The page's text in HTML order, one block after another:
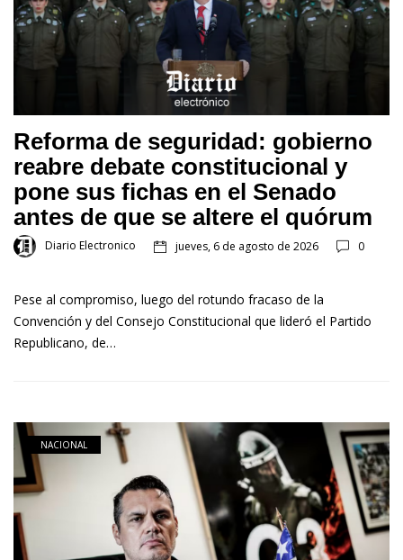
Reforma de seguridad: gobierno
reabre debate constitucional y
pone sus fichas en el Senado
antes de que se altere el quórum
Diario Electronico jueves, 6 de agosto de 2026 0
Pese al compromiso, luego del rotundo fracaso de la
Convención y del Consejo Constitucional que lideró el Partido
Republicano, de…
NACIONAL